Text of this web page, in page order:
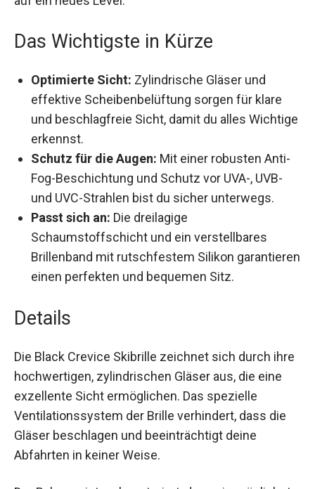
Das Wichtigste in Kürze
effektive Scheibenbelüftung sorgen für klare
und beschlagfreie Sicht, damit du alles
Wichtige erkennst.
Fog-Beschichtung und Schutz vor UVA-, UVB-
und UVC-Strahlen bist du sicher unterwegs.
Schaumstoffschicht und ein verstellbares
garantieren einen perfekten und bequemen
Details
ihre hochwertigen, zylindrischen Gläser aus, die
eine exzellente Sicht ermöglichen. Das spezielle
Ventilationssystem der Brille verhindert, dass die
Gläser beschlagen und beeinträchtigt deine